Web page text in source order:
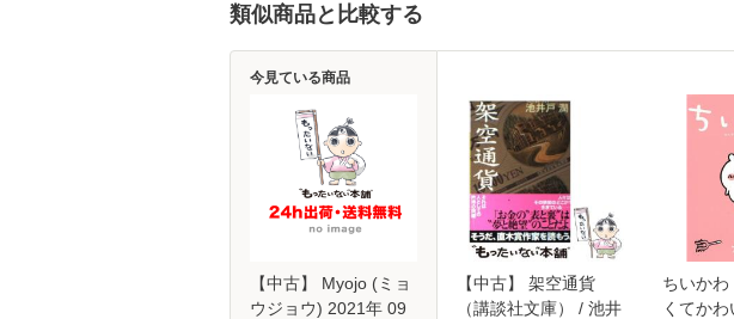
類似商品と比較する
【中古】 Myojo (ミョ
ウジョウ) 2021年 09
今見ている商品
【中古】 架空通貨
（講談社文庫） / 池井
ちいかわ
くてか